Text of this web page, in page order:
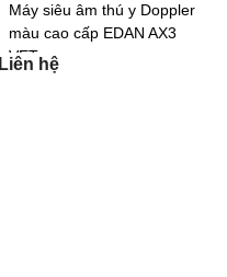
Máy siêu âm thú y Doppler
màu cao cấp EDAN AX3
VET
Liên hệ